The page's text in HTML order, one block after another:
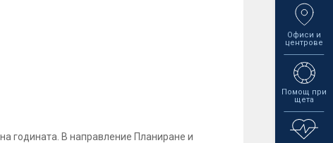
Офиси и
центрове
Помощ при
щета
годината. В направление Планиране и